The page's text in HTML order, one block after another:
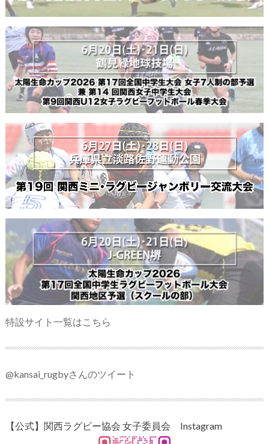
特設サイト一覧はこちら
@kansai_rugbyさんのツイート
【公式】関西ラグビー協会 女子委員会 Instagram